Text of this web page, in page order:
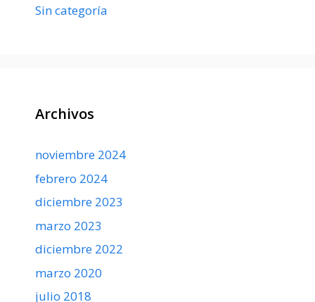
Sin categoría
Archivos
noviembre 2024
febrero 2024
diciembre 2023
marzo 2023
diciembre 2022
marzo 2020
julio 2018